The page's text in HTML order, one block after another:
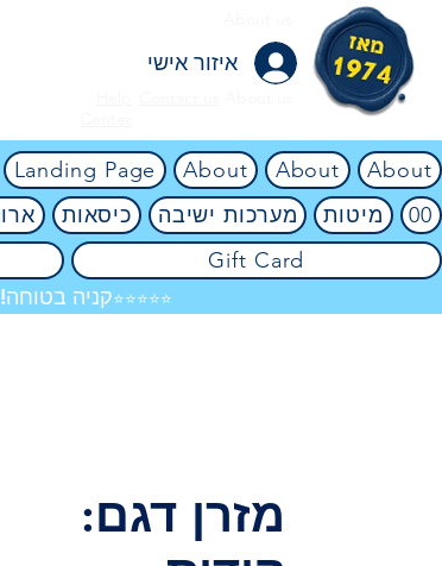
איזור אישי
About
About
About
Landing Page
00
מיטות מערכות ישיבה כיסאות
Gift Card
⭐⭐⭐⭐⭐קניה בטוחה! 45 לילות ניסיון ללא ניילון! אין שום סיכון! 4.8
מזרן דגם: